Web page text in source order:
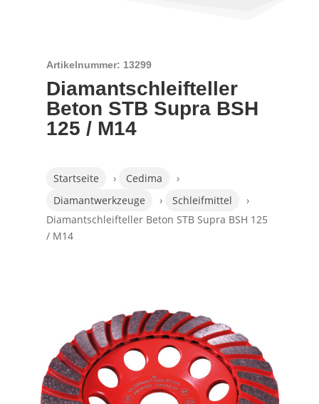
Artikelnummer: 13299
Diamantschleifteller
Beton STB Supra BSH
125 / M14
Startseite › Cedima
›
Diamantwerkzeuge
› Schleifmittel
›
Diamantschleifteller Beton STB Supra BSH 125
/ M14